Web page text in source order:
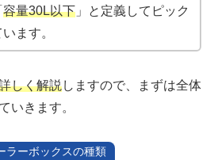
容量30L以下」と定義してピック
ます。
しく解説しますので、まずは全体
いきます。
ラーボックスの種類